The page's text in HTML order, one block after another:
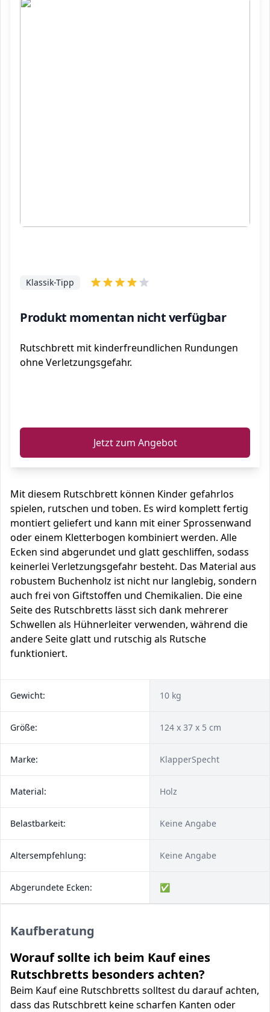
Produkt momentan nicht verfügbar
Klassik-Tipp
Rutschbrett mit kinderfreundlichen Rundungen
ohne Verletzungsgefahr.
Jetzt zum Angebot
Mit diesem Rutschbrett können Kinder gefahrlos
spielen, rutschen und toben. Es wird komplett fertig
montiert geliefert und kann mit einer Sprossenwand
oder einem Kletterbogen kombiniert werden. Alle
Ecken sind abgerundet und glatt geschliffen, sodass
keinerlei Verletzungsgefahr besteht. Das Material aus
robustem Buchenholz ist nicht nur langlebig, sondern
auch frei von Giftstoffen und Chemikalien. Die eine
Seite des Rutschbretts lässt sich dank mehrerer
Schwellen als Hühnerleiter verwenden, während die
andere Seite glatt und rutschig als Rutsche
funktioniert.
Gewicht: 10 kg
Größe: 124 x 37 x 5 cm
Marke: KlapperSpecht
Material: Holz
Belastbarkeit: Keine Angabe
Altersempfehlung: Keine Angabe
Abgerundete Ecken: ✅
Kaufberatung
Worauf sollte ich beim Kauf eines
Rutschbretts besonders achten?
Beim Kauf eine Rutschbretts solltest du darauf achten,
dass das Rutschbrett keine scharfen Kanten oder